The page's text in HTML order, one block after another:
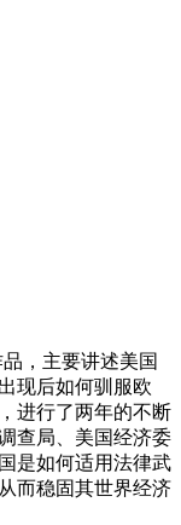
，主要讲述美国
现后如何驯服欧
进行了两年的不断
查局、美国经济委
是如何适用法律武
而稳固其世界经济